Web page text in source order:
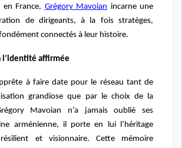
en France, Grégory Mavoian incarne une
de dirigeants, à la fois stratèges,
connectés à leur histoire.
l’identité affirmée
à faire date pour le réseau tant de
grandiose que par le choix de la
Mavoian n’a jamais oublié ses
arménienne, il porte en lui l’héritage
et visionnaire. Cette mémoire